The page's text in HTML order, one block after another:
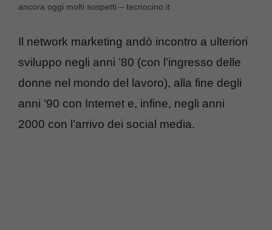
ancora oggi molti sospetti – tecnocino.it
Il network marketing andò incontro a ulteriori
sviluppo negli anni ’80 (con l’ingresso delle
donne nel mondo del lavoro), alla fine degli
anni ’90 con Internet e, infine, negli anni
2000 con l’arrivo dei social media.